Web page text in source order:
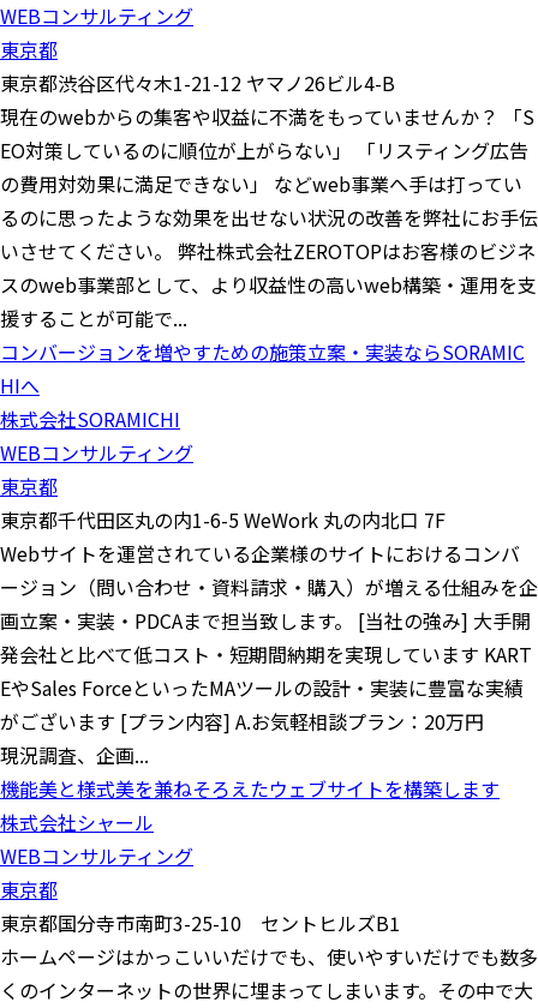
WEBコンサルティング
東京都
東京都渋谷区代々木1-21-12 ヤマノ26ビル4-B
現在のwebからの集客や収益に不満をもっていませんか？ 「S
EO対策しているのに順位が上がらない」 「リスティング広告
の費用対効果に満足できない」 などweb事業へ手は打ってい
るのに思ったような効果を出せない状況の改善を弊社にお手伝
いさせてください。 弊社株式会社ZEROTOPはお客様のビジネ
スのweb事業部として、より収益性の高いweb構築・運用を支
援することが可能で...
コンバージョンを増やすための施策立案・実装ならSORAMIC
HIへ
株式会社SORAMICHI
WEBコンサルティング
東京都
東京都千代田区丸の内1-6-5 WeWork 丸の内北口 7F
Webサイトを運営されている企業様のサイトにおけるコンバ
ージョン（問い合わせ・資料請求・購入）が増える仕組みを企
画立案・実装・PDCAまで担当致します。 [当社の強み] 大手開
発会社と比べて低コスト・短期間納期を実現しています KART
EやSales ForceといったMAツールの設計・実装に豊富な実績
がございます [プラン内容] A.お気軽相談プラン：20万円
現況調査、企画...
機能美と様式美を兼ねそろえたウェブサイトを構築します
株式会社シャール
WEBコンサルティング
東京都
東京都国分寺市南町3-25-10 セントヒルズB1
ホームページはかっこいいだけでも、使いやすいだけでも数多
くのインターネットの世界に埋まってしまいます。その中で大